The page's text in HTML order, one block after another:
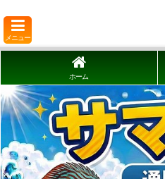
メニュー
ホーム